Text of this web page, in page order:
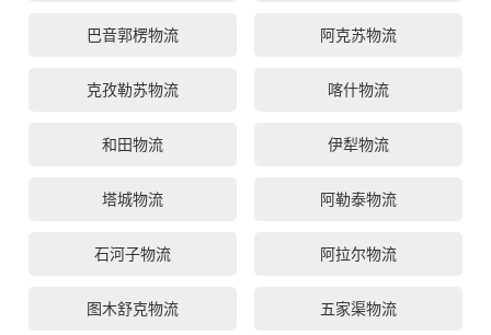
巴音郭楞物流 阿克苏物流
克孜勒苏物流 喀什物流
和田物流 伊犁物流
塔城物流 阿勒泰物流
石河子物流 阿拉尔物流
图木舒克物流 五家渠物流